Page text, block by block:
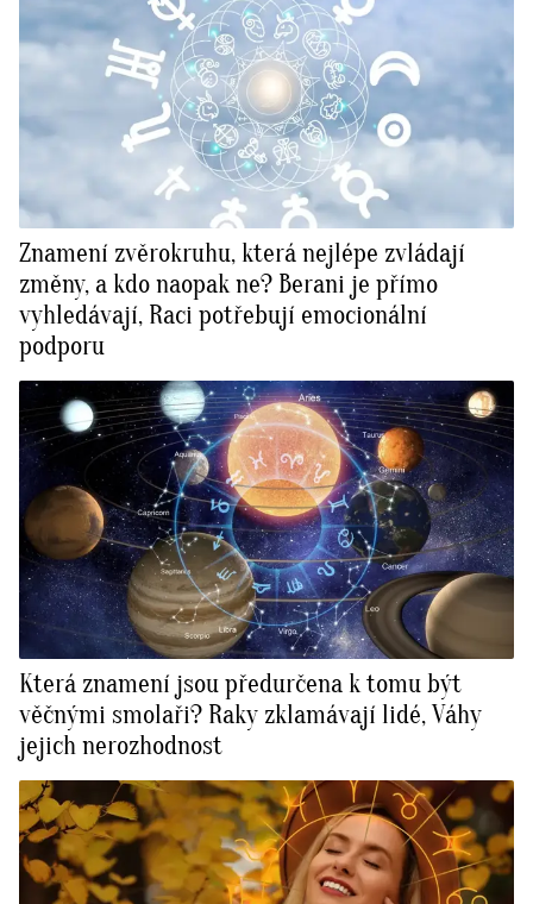
Znamení zvěrokruhu, která nejlépe zvládají
změny, a kdo naopak ne? Berani je přímo
vyhledávají, Raci potřebují emocionální
podporu
Která znamení jsou předurčena k tomu být
věčnými smolaři? Raky zklamávají lidé, Váhy
jejich nerozhodnost